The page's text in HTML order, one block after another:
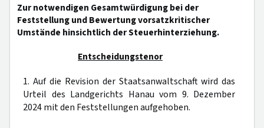
Zur notwendigen Gesamtwürdigung bei der
Feststellung und Bewertung vorsatzkritischer
Umstände hinsichtlich der Steuerhinterziehung.
Entscheidungstenor
1. Auf die Revision der Staatsanwaltschaft wird das
Urteil des Landgerichts Hanau vom 9. Dezember
2024 mit den Feststellungen aufgehoben.